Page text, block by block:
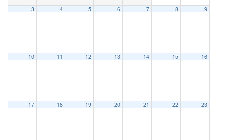
3 4 5 6 7 8 9
10 11 12 13 14 15 16
17 18 19 20 21 22 23